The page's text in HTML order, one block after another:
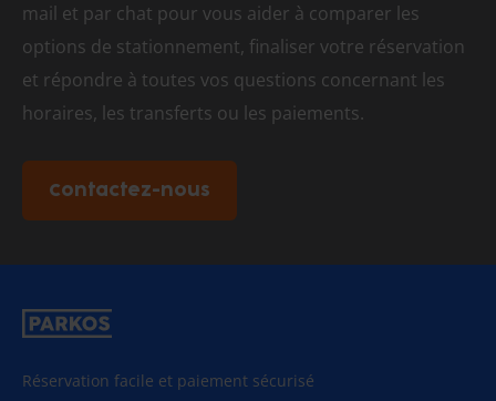
mail et par chat pour vous aider à comparer les
options de stationnement, finaliser votre réservation
et répondre à toutes vos questions concernant les
horaires, les transferts ou les paiements.
Contactez-nous
Réservation facile et paiement sécurisé